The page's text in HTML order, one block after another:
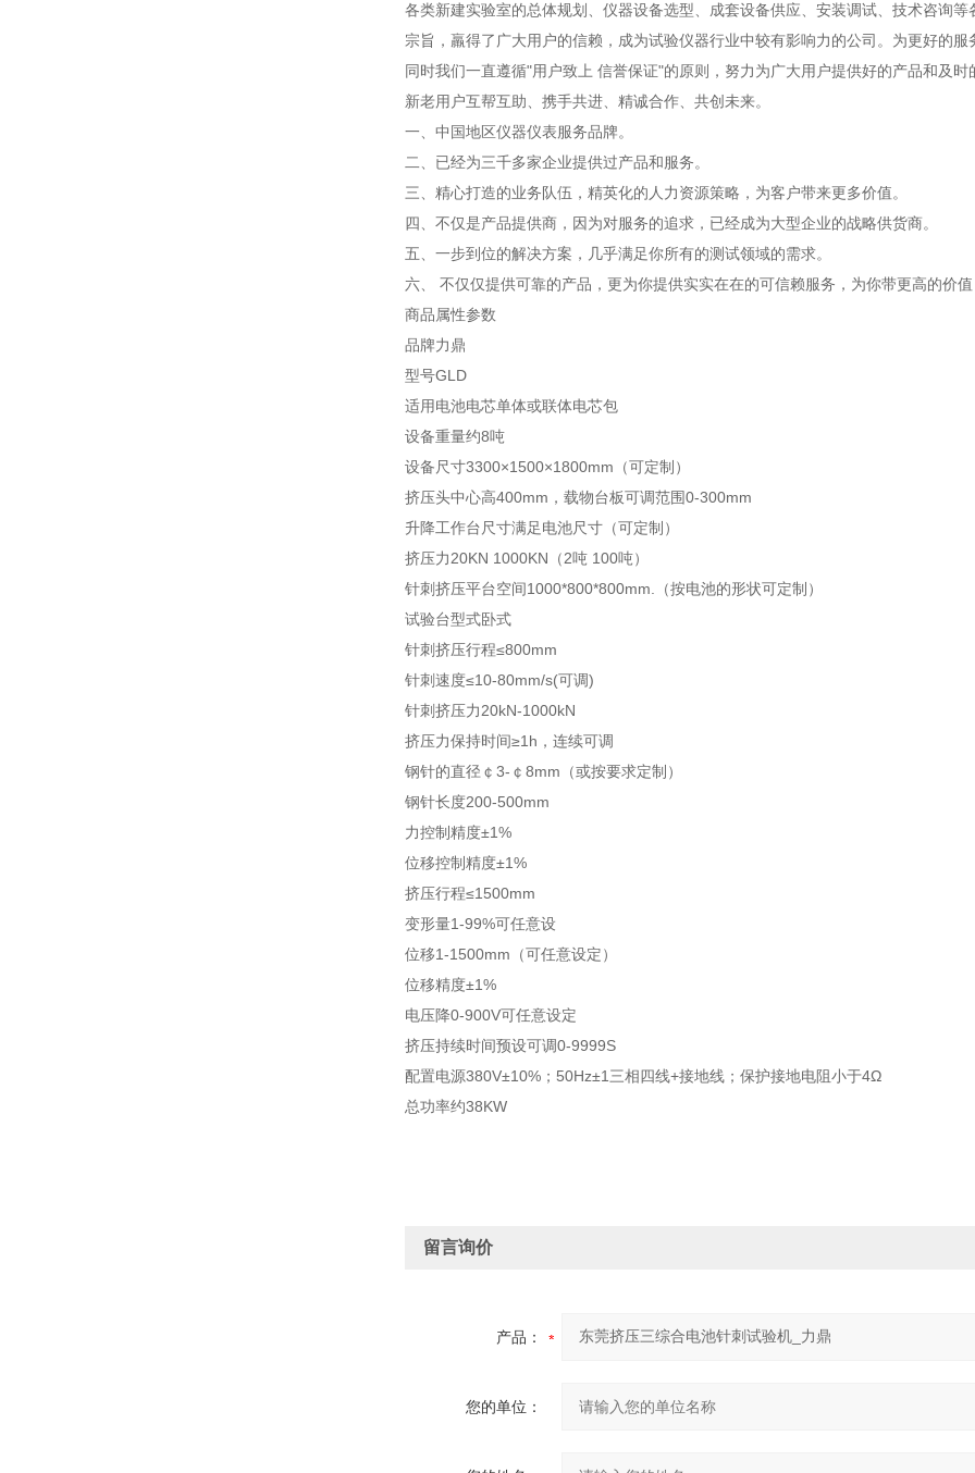
各类新建实验室的总体规划、仪器设备选型、成套设备供应、安装调试、技术咨询
宗旨，羸得了广大用户的信赖，成为试验仪器行业中较有影响力的公司。为更好的服
同时我们一直遵循"用户致上 信誉保证"的原则，努力为广大用户提供好的产品和及
新老用户互帮互助、携手共进、精诚合作、共创未来。
一、中国地区仪器仪表服务品牌。
二、已经为三千多家企业提供过产品和服务。
三、精心打造的业务队伍，精英化的人力资源策略，为客户带来更多价值。
四、不仅是产品提供商，因为对服务的追求，已经成为大型企业的战略供货商。
五、一步到位的解决方案，几乎满足你所有的测试领域的需求。
六、 不仅仅提供可靠的产品，更为你提供实实在在的可信赖服务，为你带更高的价值
商品属性参数
品牌力鼎
型号GLD
适用电池电芯单体或联体电芯包
设备重量约8吨
设备尺寸3300×1500×1800mm（可定制）
挤压头中心高400mm，载物台板可调范围0-300mm
升降工作台尺寸满足电池尺寸（可定制）
挤压力20KN 1000KN（2吨 100吨）
针刺挤压平台空间1000*800*800mm.（按电池的形状可定制）
试验台型式卧式
针刺挤压行程≤800mm
针刺速度≤10-80mm/s(可调)
针刺挤压力20kN-1000kN
挤压力保持时间≥1h，连续可调
钢针的直径￠3-￠8mm（或按要求定制）
钢针长度200-500mm
力控制精度±1%
位移控制精度±1%
挤压行程≤1500mm
变形量1-99%可任意设
位移1-1500mm（可任意设定）
位移精度±1%
电压降0-900V可任意设定
挤压持续时间预设可调0-9999S
配置电源380V±10%；50Hz±1三相四线+接地线；保护接地电阻小于4Ω
总功率约38KW
留言询价
产品：
您的单位：